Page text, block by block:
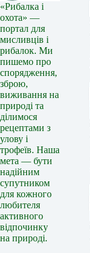
«Рибалка і
охота» —
портал для
мисливців і
рибалок. Ми
пишемо про
спорядження,
зброю,
виживання на
природі та
ділимося
рецептами з
улову і
трофеїв. Наша
мета — бути
надійним
супутником
для кожного
любителя
активного
відпочинку
на природі.